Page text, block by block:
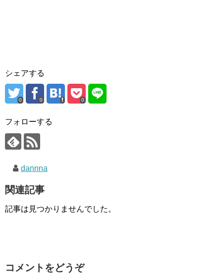
シェアする
0 0 0
フォローする
dannna
関連記事
記事は見つかりませんでした。
コメントをどうぞ